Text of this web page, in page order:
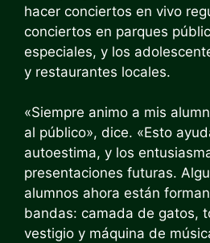
hacer conciertos en vivo
conciertos en parques
especiales, y los
y restaurantes locales.
«Siempre animo a mis
al público», dice. «Esto
autoestima, y los
presentaciones futuras.
alumnos ahora están
bandas: camada de gatos,
vestigio y máquina de